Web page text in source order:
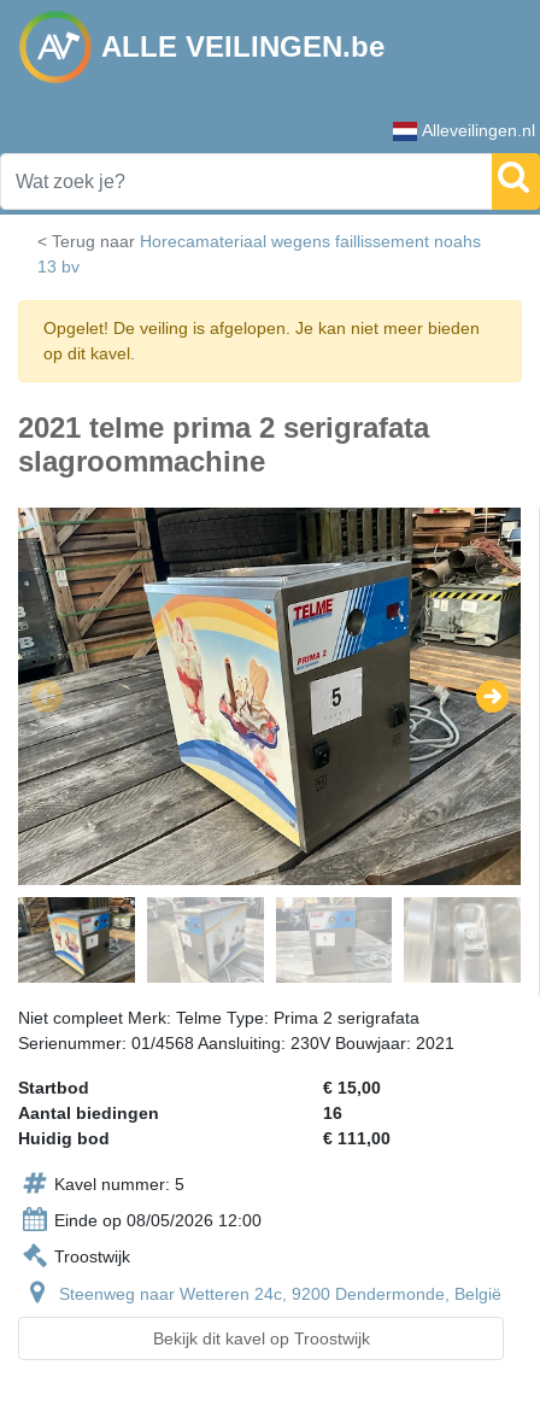
ALLE VEILINGEN.be
Alleveilingen.nl
< Terug naar Horecamateriaal wegens faillissement noahs
13 bv
Opgelet! De veiling is afgelopen. Je kan niet meer bieden
op dit kavel.
2021 telme prima 2 serigrafata
slagroommachine
Niet compleet Merk: Telme Type: Prima 2 serigrafata
Serienummer: 01/4568 Aansluiting: 230V Bouwjaar: 2021
Startbod
€ 15,00
Aantal biedingen
16
Huidig bod
€ 111,00
Kavel nummer: 5
Einde op 08/05/2026 12:00
Troostwijk
Steenweg naar Wetteren 24c, 9200 Dendermonde, België
Bekijk dit kavel op Troostwijk